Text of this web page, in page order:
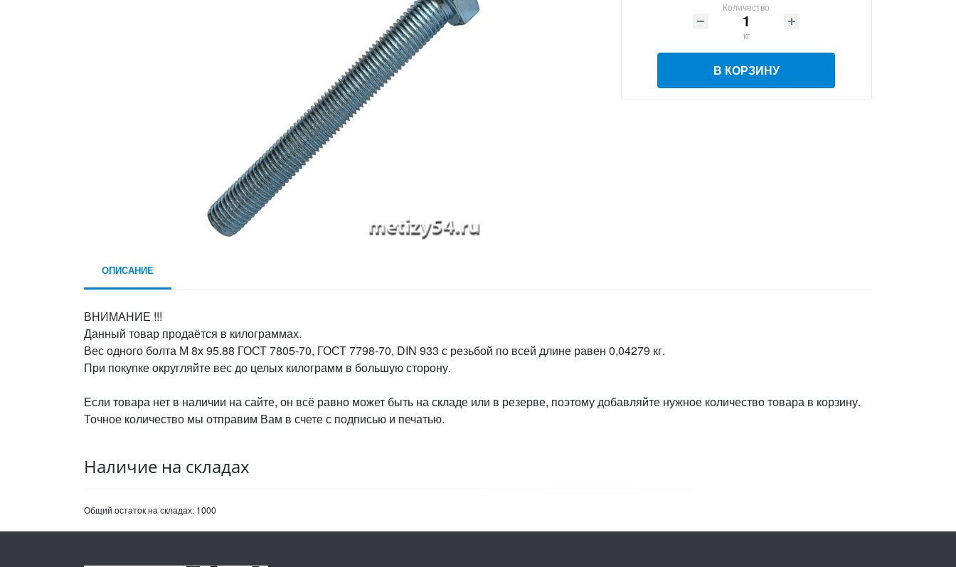
Количество
кг
В КОРЗИНУ
ОПИСАНИЕ
ВНИМАНИЕ !!!
Данный товар продаётся в килограммах.
Вес одного болта М 8х 95.88 ГОСТ 7805-70, ГОСТ 7798-70, DIN 933 с резьбой по всей длине равен 0,04279 кг.
При покупке округляйте вес до целых килограмм в большую сторону.
Если товара нет в наличии на сайте, он всё равно может быть на складе или в резерве, поэтому добавляйте нужное количество товара в корзину.
Точное количество мы отправим Вам в счете с подписью и печатью.
Наличие на складах
Общий остаток на складах: 1000